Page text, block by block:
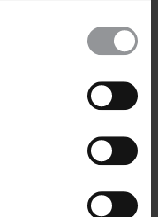
Du über den Link